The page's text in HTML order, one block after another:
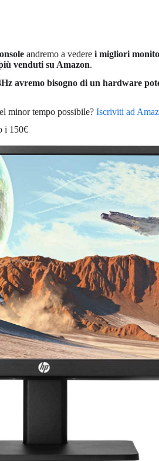
andremo a vedere i migliori
venduti su Amazon.
avremo bisogno di un hardware
minor tempo possibile? Iscriviti ad
i 150€